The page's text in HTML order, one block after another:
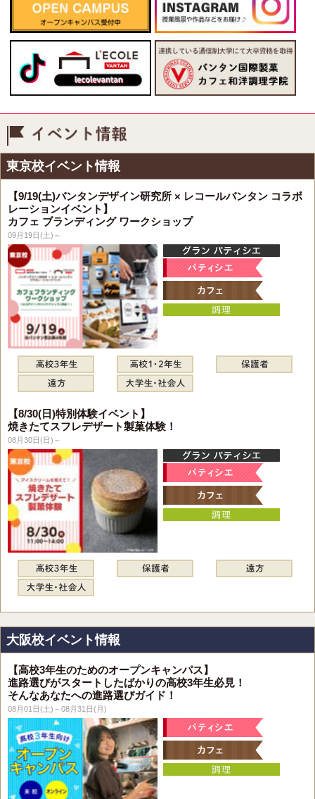
東京校イベント情報
【9/19(土)バンタンデザイン研究所 × レコールバンタン コラボ
レーションイベント】
カフェ ブランディング ワークショップ
09月19日(土)～
【8/30(日)特別体験イベント】
焼きたてスフレデザート製菓体験！
08月30日(日)～
大阪校イベント情報
【高校3年生のためのオープンキャンパス】
進路選びがスタートしたばかりの高校3年生必見！
そんなあなたへの進路選びガイド！
08月01日(土)～08月31日(月)